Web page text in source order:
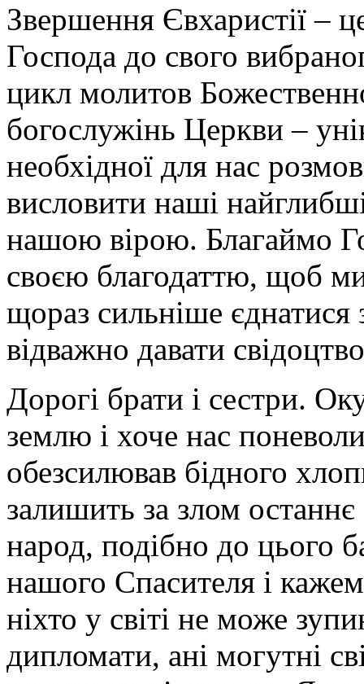
Звершення Євхаристії –
Господа до свого
цикл молитов
богослужінь Церкви –
необхідної для нас
висловити наші
нашою вірою. Благаймо
своєю благодаттю, щоб
щораз сильніше
відважно давати
Дорогі брати і сестри.
землю і хоче нас
обезсилював бідного
залишить за злом
народ, подібно до цього
нашого Спасителя і
ніхто у світі не може
дипломати, ані могутні